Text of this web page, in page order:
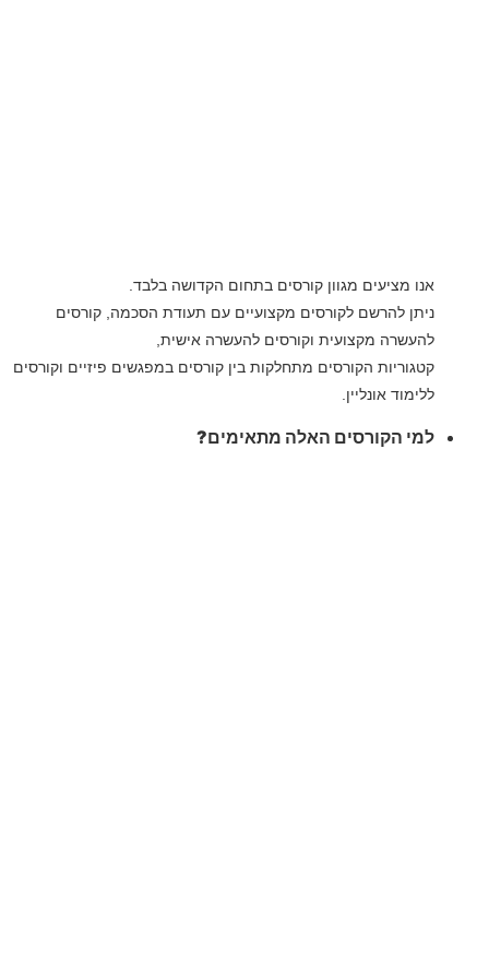
אנו מציעים מגוון קורסים בתחום הקדושה בלבד.
ניתן להרשם לקורסים מקצועיים עם תעודת הסכמה, קורסים
להעשרה מקצועית וקורסים להעשרה אישית,
קטגוריות הקורסים מתחלקות בין קורסים במפגשים פיזיים וקורסים
ללימוד אונליין.
למי הקורסים האלה מתאימים?